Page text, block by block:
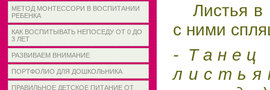
МЕТОД МОНТЕССОРИ В ВОСПИТАНИИ
РЕБЕНКА
КАК ВОСПИТЫВАТЬ НЕПОСЕДУ ОТ 0 ДО
3 ЛЕТ
РАЗВИВАЕМ ВНИМАНИЕ
ПОРТФОЛИО ДЛЯ ДОШКОЛЬНИКА
ПРАВИЛЬНОЕ ДЕТСКОЕ ПИТАНИЕ ОТ
Листья в
с ними
- Т ан е ц
л и с ть я